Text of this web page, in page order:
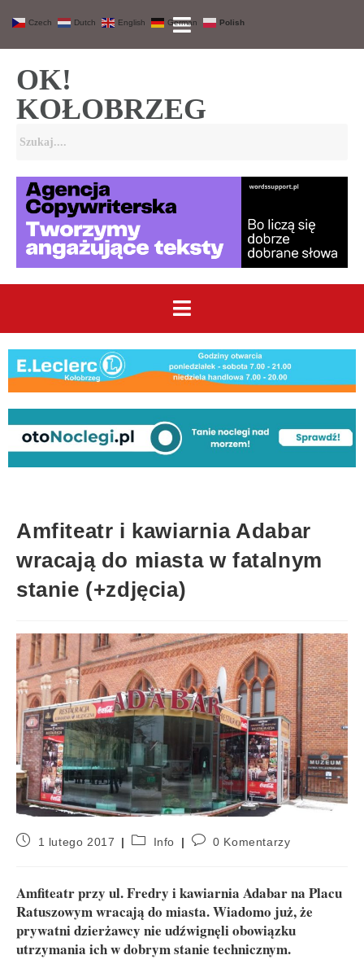
OK!
KOŁOBRZEG
Amfiteatr i kawiarnia Adabar
wracają do miasta w fatalnym
stanie (+zdjęcia)
1 lutego 2017 Info 0 Komentarzy
Amfiteatr przy ul. Fredry i kawiarnia Adabar na Placu
Ratuszowym wracają do miasta. Wiadomo już, że
prywatni dzierżawcy nie udźwignęli obowiązku
utrzymania ich w dobrym stanie technicznym.
Czech Dutch English German Polish